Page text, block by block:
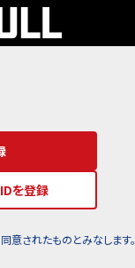
を登録
意されたものとみなします。